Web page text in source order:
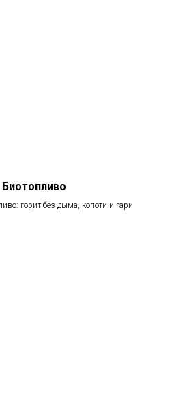
Биотопливо
горит без дыма, копоти и гари